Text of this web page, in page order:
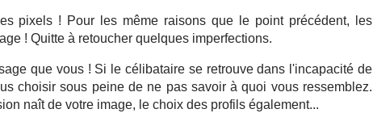
pixels ! Pour les même raisons que le point précédent, les
! Quitte à retoucher quelques imperfections.
que vous ! Si le célibataire se retrouve dans l'incapacité de
choisir sous peine de ne pas savoir à quoi vous ressemblez.
naît de votre image, le choix des profils également...